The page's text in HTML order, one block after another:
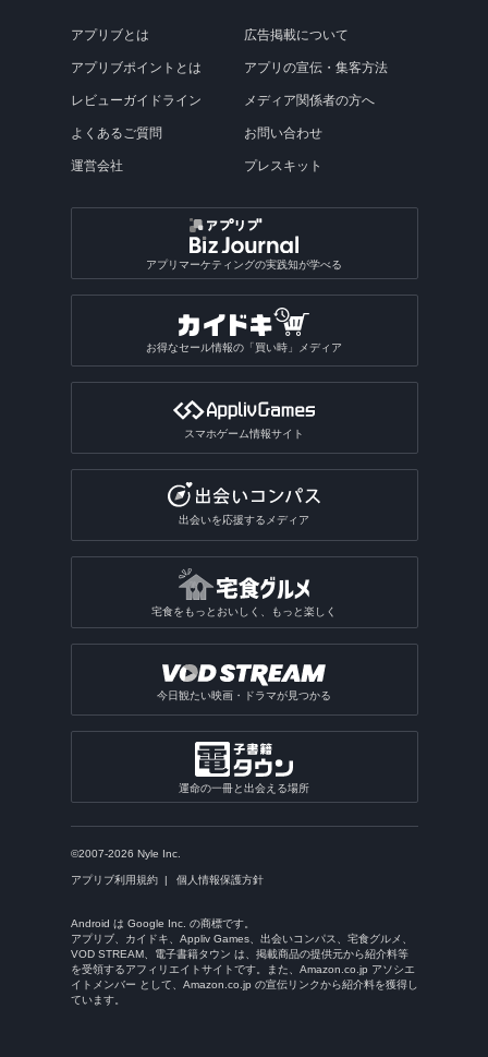
アプリブとは
アプリブポイントとは
レビューガイドライン
よくあるご質問
運営会社
広告掲載について
アプリの宣伝・集客方法
メディア関係者の方へ
お問い合わせ
プレスキット
アプリマーケティングの実践知が学べる
お得なセール情報の「買い時」メディア
スマホゲーム情報サイト
出会いを応援するメディア
宅食をもっとおいしく、もっと楽しく
今日観たい映画・ドラマが見つかる
運命の一冊と出会える場所
©2007-2026 Nyle Inc.
アプリブ利用規約 個人情報保護方針
Android は Google Inc. の商標です。
アプリブ、カイドキ、Appliv Games、出会いコンパス、宅食グルメ、
VOD STREAM、電子書籍タウン は、掲載商品の提供元から紹介料等
を受領するアフィリエイトサイトです。また、Amazon.co.jp アソシエ
イトメンバー として、Amazon.co.jp の宣伝リンクから紹介料を獲得し
ています。